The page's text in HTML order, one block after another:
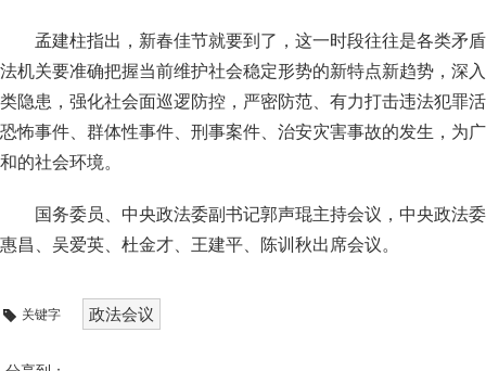
孟建柱指出，新春佳节就要到了，这一时段往往是各类矛
法机关要准确把握当前维护社会稳定形势的新特点新趋势，深
类隐患，强化社会面巡逻防控，严密防范、有力打击违法犯罪
恐怖事件、群体性事件、刑事案件、治安灾害事故的发生，为
和的社会环境。
国务委员、中央政法委副书记郭声琨主持会议，中央政法
惠昌、吴爱英、杜金才、王建平、陈训秋出席会议。
关键字 政法会议